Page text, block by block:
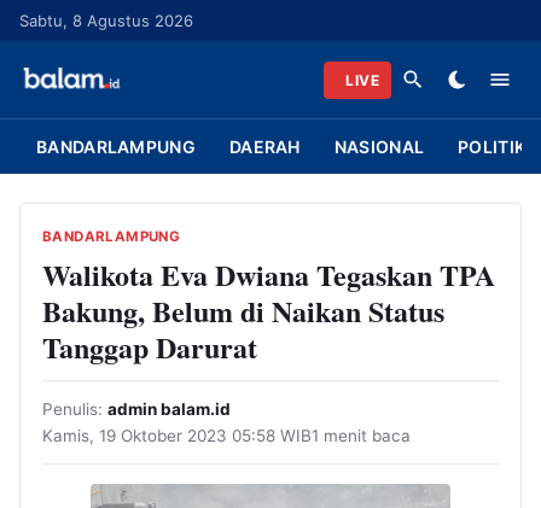
u
Sabtu, 8 Agustus 2026
LIVE
BANDARLAMPUNG DAERAH NASIONAL POLITIK
BANDARLAMPUNG
Walikota Eva Dwiana Tegaskan TPA
Bakung, Belum di Naikan Status
Tanggap Darurat
Penulis: admin balam.id
Kamis, 19 Oktober 2023 05:58 WIB1 menit baca